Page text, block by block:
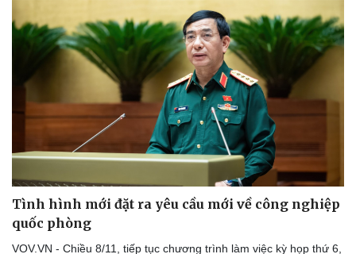
Thế giới thể thao
eSports
Xe máy
Tư vấn
Tình hình mới đặt ra yêu cầu mới về công nghiệp
quốc phòng
VOV.VN - Chiều 8/11, tiếp tục chương trình làm việc kỳ họp thứ 6,